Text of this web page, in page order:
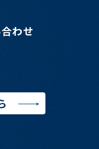
わせ